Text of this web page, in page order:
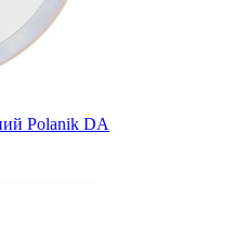
Polanik DA